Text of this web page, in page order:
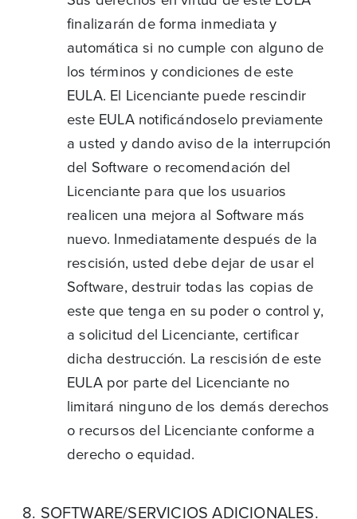
finalizarán de forma inmediata y
automática si no cumple con alguno de
los términos y condiciones de este
EULA. El Licenciante puede rescindir
este EULA notificándoselo previamente
a usted y dando aviso de la interrupción
del Software o recomendación del
Licenciante para que los usuarios
realicen una mejora al Software más
nuevo. Inmediatamente después de la
rescisión, usted debe dejar de usar el
Software, destruir todas las copias de
este que tenga en su poder o control y,
a solicitud del Licenciante, certificar
dicha destrucción. La rescisión de este
EULA por parte del Licenciante no
limitará ninguno de los demás derechos
o recursos del Licenciante conforme a
derecho o equidad.
8. SOFTWARE/SERVICIOS ADICIONALES.